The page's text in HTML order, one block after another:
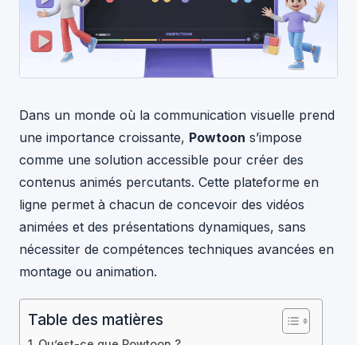
Dans un monde où la communication visuelle prend
une importance croissante, Powtoon s’impose
comme une solution accessible pour créer des
contenus animés percutants. Cette plateforme en
ligne permet à chacun de concevoir des vidéos
animées et des présentations dynamiques, sans
nécessiter de compétences techniques avancées en
montage ou animation.
Table des matières